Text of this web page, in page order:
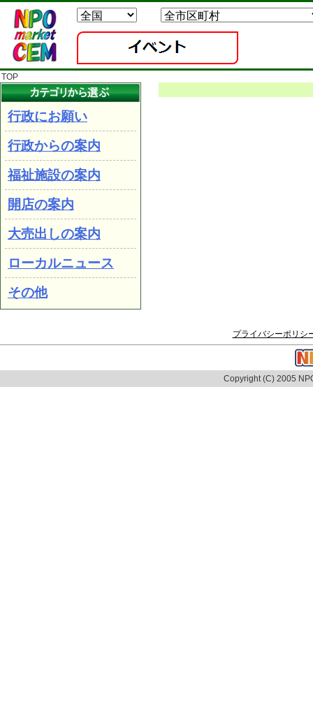
TOP
行政にお願い
行政からの案内
福祉施設の案内
開店の案内
大売出しの案内
ローカルニュース
その他
プライバシーポリシ
Copyright (C) 2005